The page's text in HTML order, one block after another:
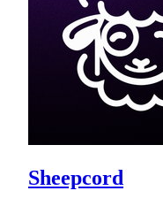
Sheepcord